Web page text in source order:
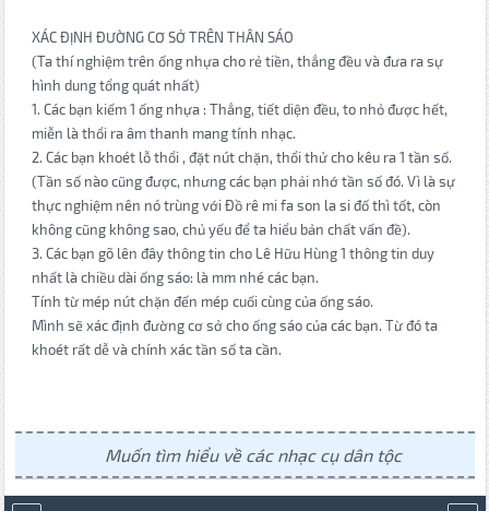
XÁC ĐỊNH ĐƯỜNG CƠ SỞ TRÊN THÂN SÁO
(Ta thí nghiệm trên ống nhựa cho rẻ tiền, thẳng đều và đưa ra sự
hình dung tổng quát nhất)
1. Các bạn kiếm 1 ống nhựa : Thẳng, tiết diện đều, to nhỏ được hết,
miễn là thổi ra âm thanh mang tính nhạc.
2. Các bạn khoét lỗ thổi , đặt nút chặn, thổi thử cho kêu ra 1 tần số.
(Tần số nào cũng được, nhưng các bạn phải nhớ tần số đó. Vì là sự
thực nghiệm nên nó trùng với Đồ rê mi fa son la si đố thì tốt, còn
không cũng không sao, chủ yếu để ta hiểu bản chất vấn đề).
3. Các bạn gõ lên đây thông tin cho Lê Hữu Hùng 1 thông tin duy
nhất là chiều dài ống sáo: là mm nhé các bạn.
Tính từ mép nút chặn đến mép cuối cùng của ống sáo.
Mình sẽ xác định đường cơ sở cho ống sáo của các bạn. Từ đó ta
khoét rất dễ và chính xác tần số ta cần.
Muốn tìm hiểu về các nhạc cụ dân tộc